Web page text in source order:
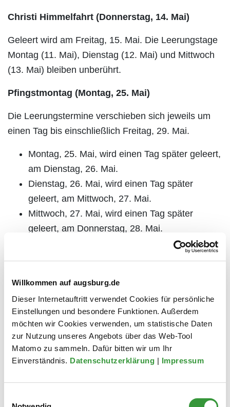
Willkommen auf augsburg.de
Dieser Internetauftritt verwendet Cookies für persönliche
Einstellungen und besondere Funktionen. Außerdem
möchten wir Cookies verwenden, um statistische Daten
zur Nutzung unseres Angebots über das Web-Tool
Matomo zu sammeln. Dafür bitten wir um Ihr
Einverständnis. Datenschutzerklärung | Impressum
Christi Himmelfahrt (Donnerstag, 14. Mai)
Geleert wird am Freitag, 15. Mai. Die Leerungstage
Montag (11. Mai), Dienstag (12. Mai) und Mittwoch
(13. Mai) bleiben unberührt.
Pfingstmontag (Montag, 25. Mai)
Die Leerungstermine verschieben sich jeweils um
einen Tag bis einschließlich Freitag, 29. Mai.
Montag, 25. Mai, wird einen Tag später geleert,
am Dienstag, 26. Mai.
Dienstag, 26. Mai, wird einen Tag später
geleert, am Mittwoch, 27. Mai.
Mittwoch, 27. Mai, wird einen Tag später
geleert, am Donnerstag, 28. Mai.
Donnerstag, 28. Mai, wird einen Tag später
geleert, am Freitag, 29. Mai
Fronleichnam (Donnerstag, 4. Juni)
Geleert wird am Freitag, 5. Juni. Die Leerungstage
Montag (1. Juni), Dienstag (2. Juni) und Mittwoch (3.
Juni) bleiben unberührt. (pm/swo)
Weitere Informationen